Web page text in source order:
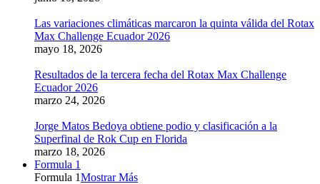
Las variaciones climáticas marcaron la quinta válida del Rotax
Max Challenge Ecuador 2026
mayo 18, 2026
Resultados de la tercera fecha del Rotax Max Challenge
Ecuador 2026
marzo 24, 2026
Jorge Matos Bedoya obtiene podio y clasificación a la
Superfinal de Rok Cup en Florida
marzo 18, 2026
Formula 1
Formula 1Mostrar Más